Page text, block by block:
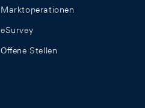
Marktoperationen
eSurvey
Offene Stellen